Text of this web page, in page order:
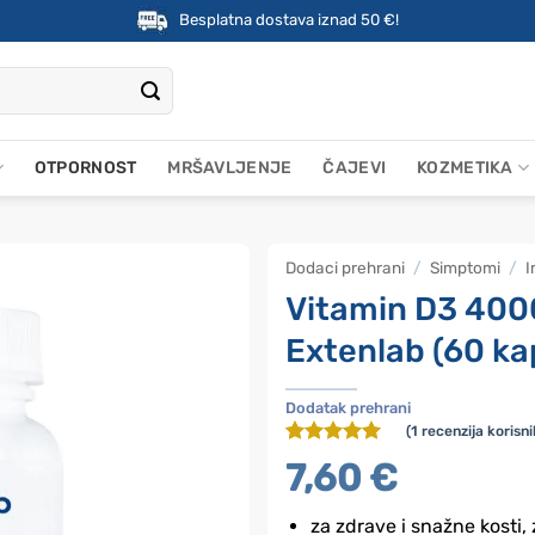
Besplatna dostava iznad 50 €!
OTPORNOST MRŠAVLJENJE ČAJEVI KOZMETIKA
Dodaci prehrani / Simptomi /
Vitamin D3
Extenlab (60
Dodatak prehrani
Korisnička
ocjena: 5
od ukupno
(1 recenzija
7,60 €
za zdrave i snažne kosti,